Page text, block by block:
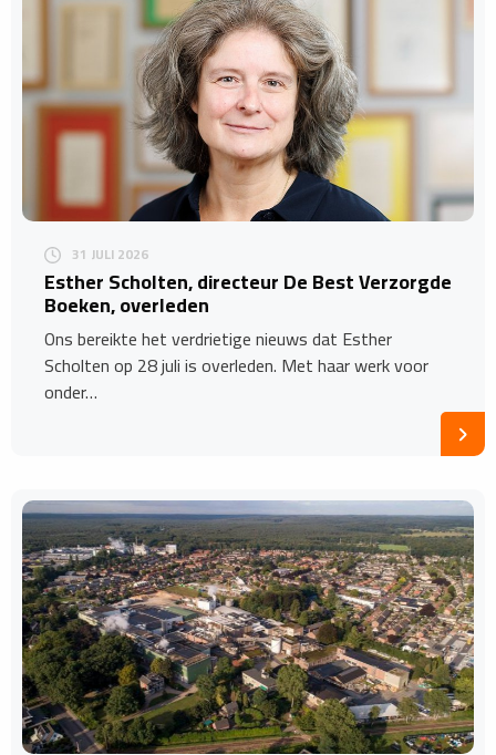
31 JULI 2026
Esther Scholten, directeur De Best Verzorgde
Boeken, overleden
Ons bereikte het verdrietige nieuws dat Esther
Scholten op 28 juli is overleden. Met haar werk voor
onder…